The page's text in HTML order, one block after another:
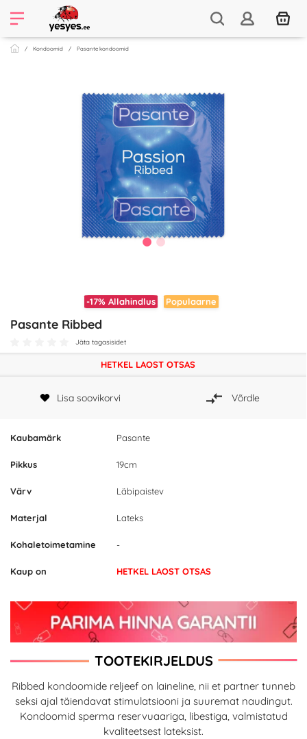
Kondoomid Pasante kondoomid
-17% Allahindlus Populaarne
Pasante Ribbed
Jäta tagasisidet
Kaubamärk Pasante
Pikkus 19cm
Värv Läbipaistev
Materjal Lateks
Kohaletoimetamine -
Kaup on HETKEL LAOST OTSAS
HETKEL LAOST OTSAS
Lisa soovikorvi Võrdle
TOOTEKIRJELDUS
Ribbed kondoomide reljeef on laineline, nii et partner tunneb
seksi ajal täiendavat stimulatsiooni ja suuremat naudingut.
Kondoomid sperma reservuaariga, libestiga, valmistatud
kvaliteetsest lateksist.